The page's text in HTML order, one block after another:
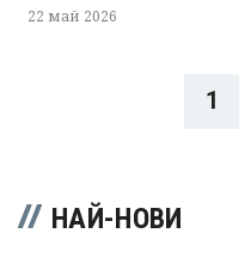
22 май 2026
1
НАЙ-НОВИ